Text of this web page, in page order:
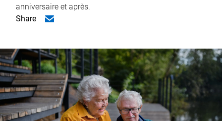
anniversaire et après.
Share